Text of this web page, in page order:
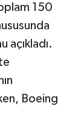
150
açıkladı.
Boeing